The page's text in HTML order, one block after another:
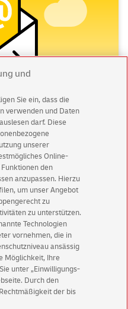
Newsletter
Angebote und
einen5 € Gutschein
einen5 € Gutschein
Anmeldung
und
Sie ein, dass die
verwenden und Daten
darf. Diese
unserer
Online-
den
anzupassen. Hierzu
um unser Angebot
zu
zu unterstützen.
Technologien
vornehmen, die in
ansässig
Möglichkeit, Ihre
unter „Einwilligungs-
Durch den
der bis